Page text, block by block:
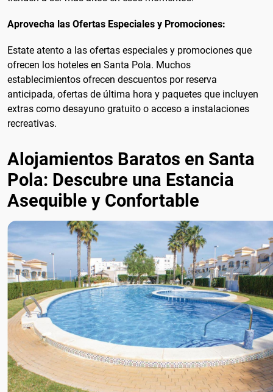
Aprovecha las Ofertas Especiales y Promociones:
Estate atento a las ofertas especiales y promociones que
ofrecen los hoteles en Santa Pola. Muchos
establecimientos ofrecen descuentos por reserva
anticipada, ofertas de última hora y paquetes que incluyen
extras como desayuno gratuito o acceso a instalaciones
recreativas.
Alojamientos Baratos en Santa
Pola: Descubre una Estancia
Asequible y Confortable